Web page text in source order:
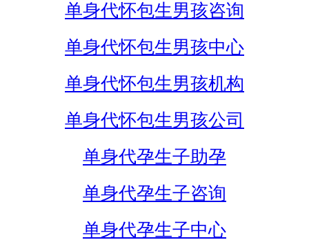
单身代怀包生男孩咨询
单身代怀包生男孩中心
单身代怀包生男孩机构
单身代怀包生男孩公司
单身代孕生子助孕
单身代孕生子咨询
单身代孕生子中心